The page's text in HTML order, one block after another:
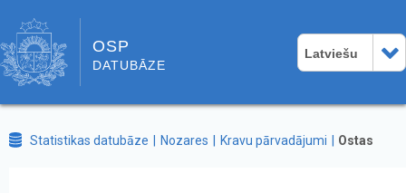
OSP
DATUBĀZE
Latviešu
Statistikas datubāze Nozares Kravu pārvadājumi Ostas